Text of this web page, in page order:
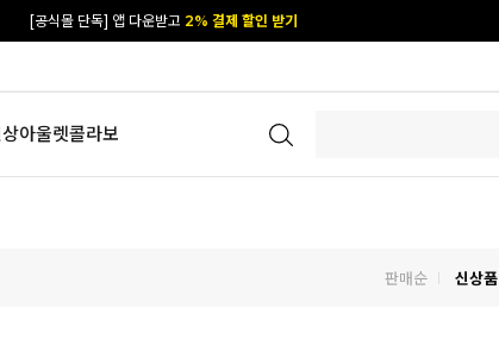
카카오 플친 추가하면1천원 즉시 할인 쿠폰
아울렛콜라보
판매순 신상품